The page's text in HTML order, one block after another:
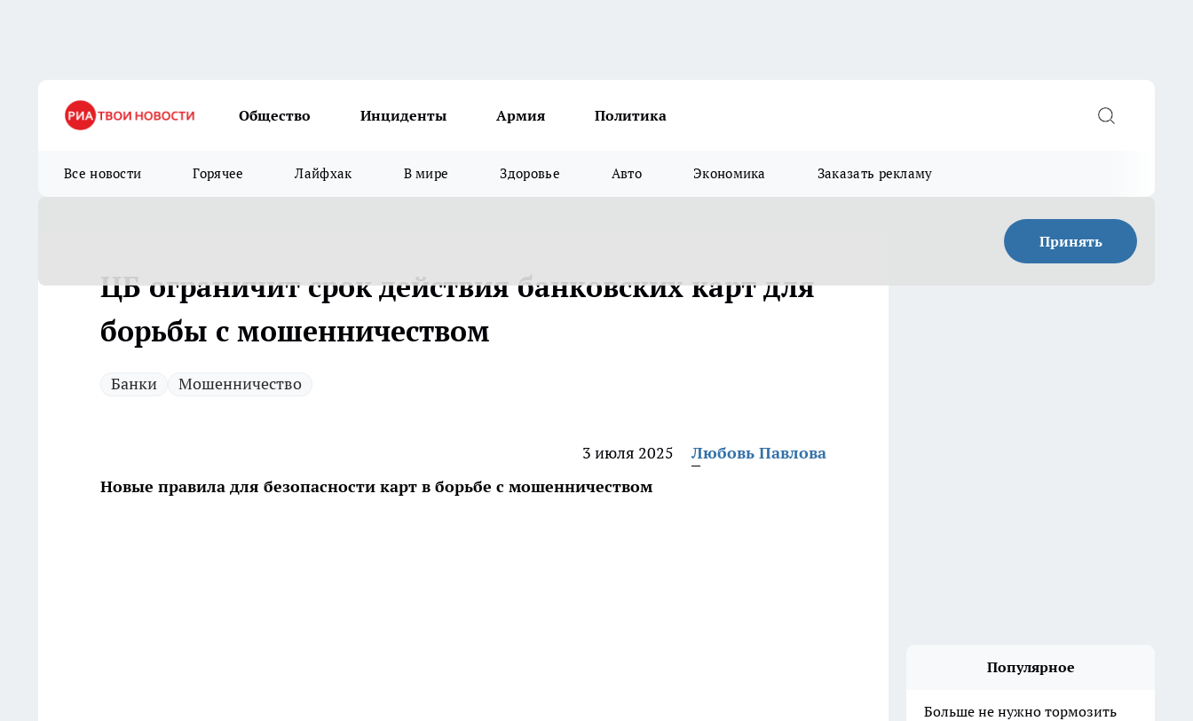
Общество Инциденты Армия Политика
Все новости Горячее Лайфхак В мире Здоровье Авто Экономика Заказать рекламу
Принять
ЦБ ограничит срок действия банковских карт для
борьбы с мошенничеством
Банки Мошенничество
3 июля 2025
Любовь Павлова
Новые правила для безопасности карт в борьбе с мошенничеством
Популярное
Больше не нужно тормозить